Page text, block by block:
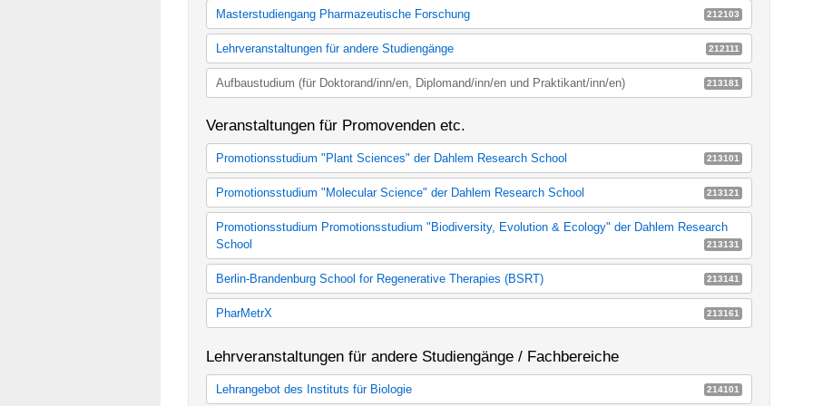
Lesen Sie weiter
Staatsexamenstudiengang Pharmazie E22a
Fakultative Lehrveranstaltungen
Masterstudiengang Pharmazeutische Forschung 212103
Pharmazeutische Forschung 0498a_MA60
Lehrveranstaltungen für andere Studiengänge 212111
Lehrveranstaltungen für andere Studiengänge E22c
Aufbaustudium (für Doktorand/inn/en, Diplomand/inn/en und Praktikant/inn/en)
Aufbaustudium (für Doktorand/inn/en, Diplomand/inn/en und Praktikant/inn/en) 213181
Veranstaltungen für Promovenden etc.
Promotionsstudium "Plant Sciences" der Dahlem Research School 213101
Plant Sciences E20g
Promotionsstudium "Molecular Science" der Dahlem Research School 213121
Molecular Science E59a
Promotionsstudium Promotionsstudium "Biodiversity, Evolution & Ecology" der Dahlem Research
School
213131
Biodiversity, Evolution & Ecology E59d
Berlin-Brandenburg School for Regenerative Therapies (BSRT) 213141
Lehrangebot der Berlin-Brandenburg School for Regenerative Therapies (BSRT) E59b
PharMetrX 213161
Lehrveranstaltungen für andere Studiengänge / Fachbereiche
Lehrangebot des Instituts für Biologie 214101